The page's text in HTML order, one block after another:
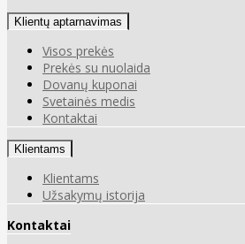
Klientų aptarnavimas
Visos prekės
Prekės su nuolaida
Dovanų kuponai
Svetainės medis
Kontaktai
Klientams
Klientams
Užsakymų istorija
Kontaktai